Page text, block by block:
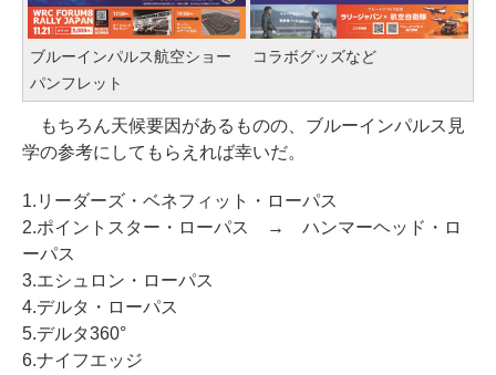
ブルーインパルス航空ショー
パンフレット
コラボグッズなど
もちろん天候要因があるものの、ブルーインパルス見
学の参考にしてもらえれば幸いだ。
1.リーダーズ・ベネフィット・ローパス
2.ポイントスター・ローパス → ハンマーヘッド・ロ
ーパス
3.エシュロン・ローパス
4.デルタ・ローパス
5.デルタ360°
6.ナイフエッジ